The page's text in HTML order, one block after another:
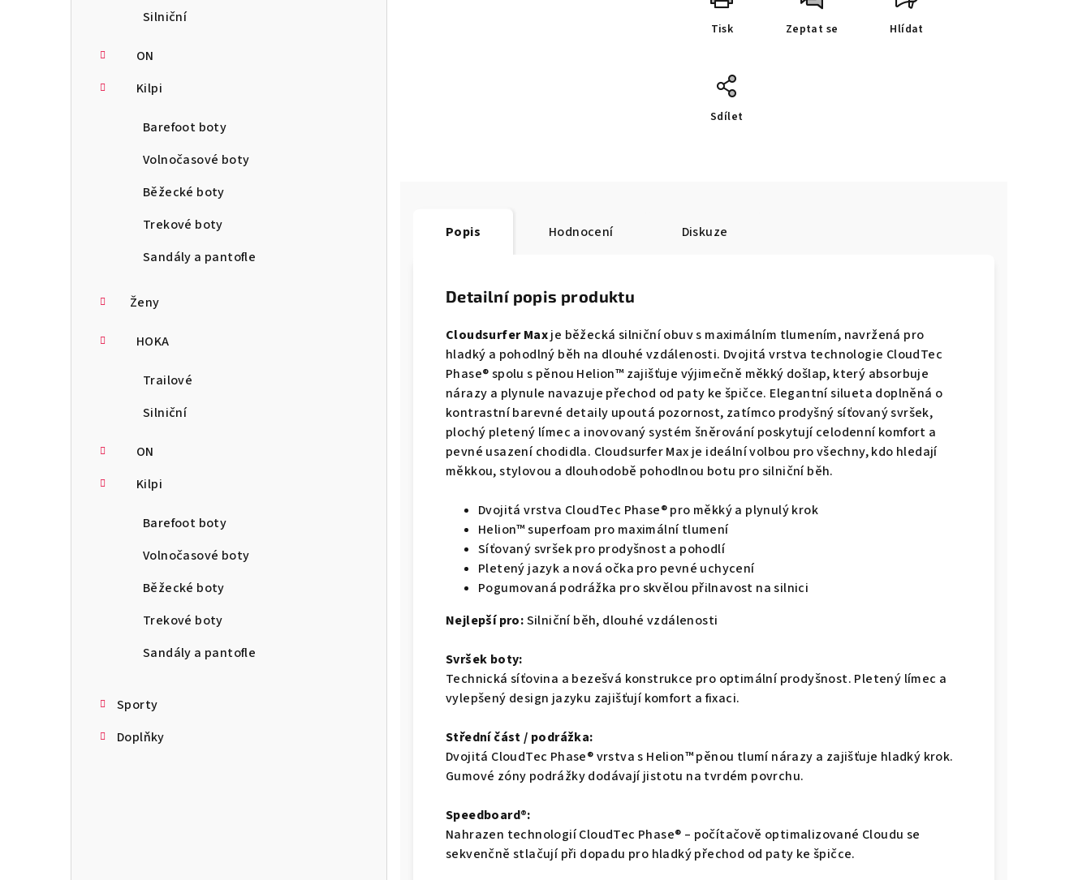
Silniční
ON
Kilpi
Barefoot boty
Volnočasové boty
Běžecké boty
Trekové boty
Sandály a pantofle
Ženy
HOKA
Trailové
Silniční
ON
Kilpi
Barefoot boty
Volnočasové boty
Běžecké boty
Trekové boty
Sandály a pantofle
Sporty
Doplňky
Tisk Zeptat se Hlídat
Sdílet
Popis Hodnocení Diskuze
Detailní popis produktu
Cloudsurfer Maxje běžecká silniční obuv s maximálním tlumením, navržená pro
hladký a pohodlný běh na dlouhé vzdálenosti. Dvojitá vrstva technologie CloudTec
Phase® spolu s pěnou Helion™ zajišťuje výjimečně měkký došlap, který absorbuje
nárazy a plynule navazuje přechod od paty ke špičce. Elegantní silueta doplněná o
kontrastní barevné detaily upoutá pozornost, zatímco prodyšný síťovaný svršek,
plochý pletený límec a inovovaný systém šněrování poskytují celodenní komfort a
pevné usazení chodidla. Cloudsurfer Max je ideální volbou pro všechny, kdo hledají
měkkou, stylovou a dlouhodobě pohodlnou botu pro silniční běh.
Dvojitá vrstva CloudTec Phase® pro měkký a plynulý krok
Helion™ superfoam pro maximální tlumení
Síťovaný svršek pro prodyšnost a pohodlí
Pletený jazyk a nová očka pro pevné uchycení
Pogumovaná podrážka pro skvělou přilnavost na silnici
Nejlepší pro:Silniční běh, dlouhé vzdálenosti
Svršek boty:
Technická síťovina a bezešvá konstrukce pro optimální prodyšnost. Pletený límec a
vylepšený design jazyku zajišťují komfort a fixaci.
Střední část / podrážka:
Dvojitá CloudTec Phase® vrstva s Helion™ pěnou tlumí nárazy a zajišťuje hladký krok.
Gumové zóny podrážky dodávají jistotu na tvrdém povrchu.
Speedboard®:
Nahrazen technologií CloudTec Phase® – počítačově optimalizované Cloudu se
sekvenčně stlačují při dopadu pro hladký přechod od paty ke špičce.